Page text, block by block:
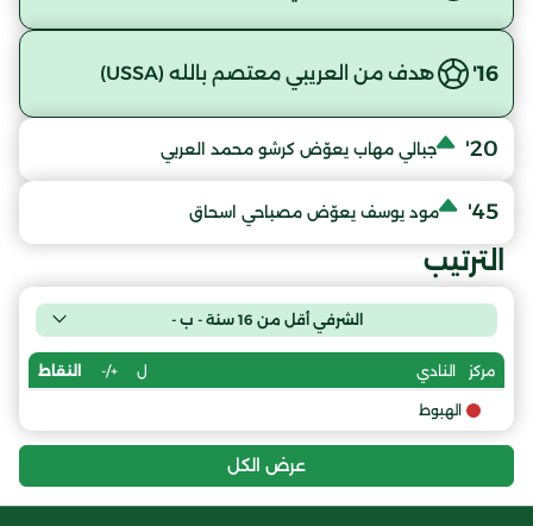
16' هدف من العريبي معتصم بالله (USSA)
20' جبالي مهاب يعوّض كرشو محمد العربي
45' مود يوسف يعوّض مصباحي اسحاق
الترتيب
الشرفي أقل من 16 سنة - ب -
مركز النادي ل +/- النقاط
الهبوط
عرض الكل